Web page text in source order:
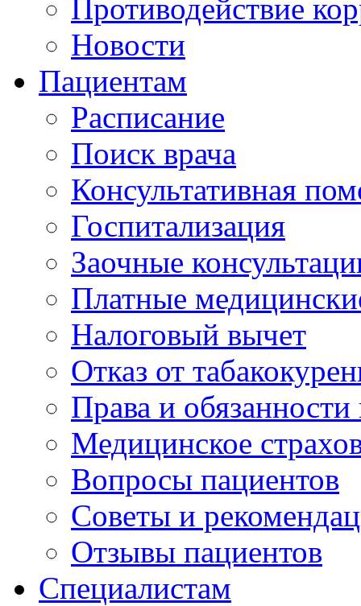
Противодействие
Новости
Пациентам
Расписание
Поиск врача
Консультативная
Госпитализация
Заочные
Платные
Налоговый вычет
Отказ от
Права и
Медицинское
Вопросы пациентов
Советы и
Отзывы пациентов
Специалистам